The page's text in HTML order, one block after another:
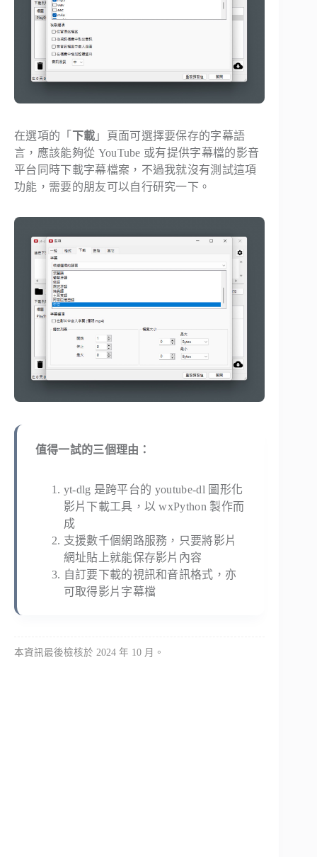
在選項的「 下載 」頁面可選擇要保存的字幕語
言，應該能夠從 YouTube 或有提供字幕檔的影音
平台同時下載字幕檔案，不過我就沒有測試這項
功能，需要的朋友可以自行研究一下。
值得一試的三個理由：
yt-dlg 是跨平台的 youtube-dl 圖形化
影片下載工具，以 wxPython 製作而
成
支援數千個網路服務，只要將影片
網址貼上就能保存影片內容
自訂要下載的視訊和音訊格式，亦
可取得影片字幕檔
本資訊最後檢核於 2024 年 10 月。